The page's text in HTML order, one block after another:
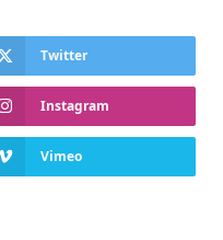
Twitter
Instagram
Vimeo